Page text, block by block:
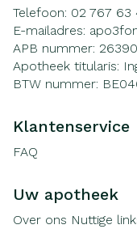
Telefoon: 02 767 63
E-mailadres:
APB nummer:
Apotheek titularis:
BTW nummer:
Klantenservice
FAQ
Uw apotheek
Over ons Nuttige